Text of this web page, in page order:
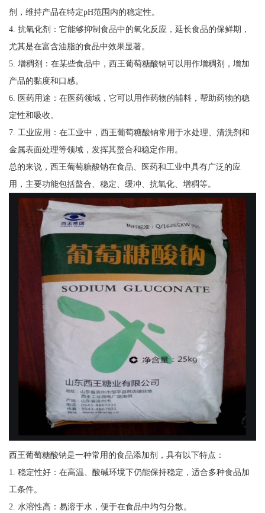
剂，维持产品在特定pH范围内的稳定性。
4. 抗氧化剂：它能够抑制食品中的氧化反应，延长食品的保鲜期，
尤其是在富含油脂的食品中效果显著。
5. 增稠剂：在某些食品中，西王葡萄糖酸钠可以用作增稠剂，增加
产品的黏度和口感。
6. 医药用途：在医药领域，它可以用作药物的辅料，帮助药物的稳
定性和吸收。
7. 工业应用：在工业中，西王葡萄糖酸钠常用于水处理、清洗剂和
金属表面处理等领域，发挥其螯合和稳定作用。
总的来说，西王葡萄糖酸钠在食品、医药和工业中具有广泛的应
用，主要功能包括螯合、稳定、缓冲、抗氧化、增稠等。
西王葡萄糖酸钠是一种常用的食品添加剂，具有以下特点：
1. 稳定性好：在高温、酸碱环境下仍能保持稳定，适合多种食品加
工条件。
2. 水溶性高：易溶于水，便于在食品中均匀分散。